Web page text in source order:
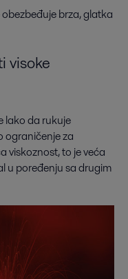
brza, glatka
visoke
lako da rukuje
ograničenje za
viskoznost, to je veća
u poređenju sa drugim